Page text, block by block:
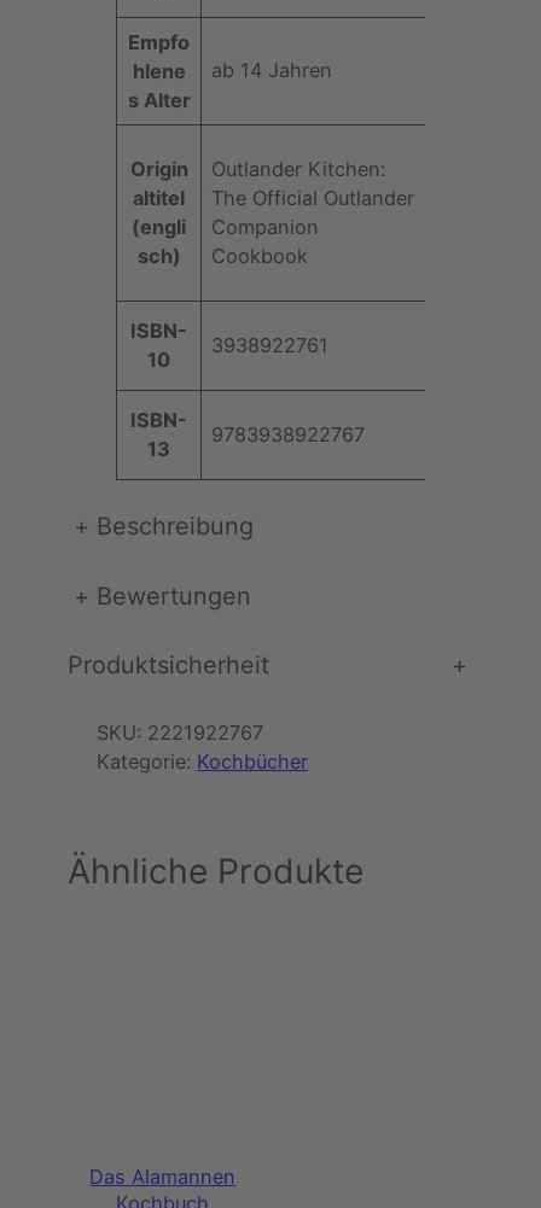
)
e
n
e
Empfo
hlene
s Alter
ab 14 Jahren
Origin
altitel
(engli
sch)
Outlander Kitchen:
The Official Outlander
Companion
Cookbook
ISBN-
10
3938922761
ISBN-
13
9783938922767
+ Beschreibung
+ Bewertungen
Produktsicherheit +
SKU: 2221922767
Kategorie: Kochbücher
Ähnliche Produkte
Das Alamannen
Kochbuch